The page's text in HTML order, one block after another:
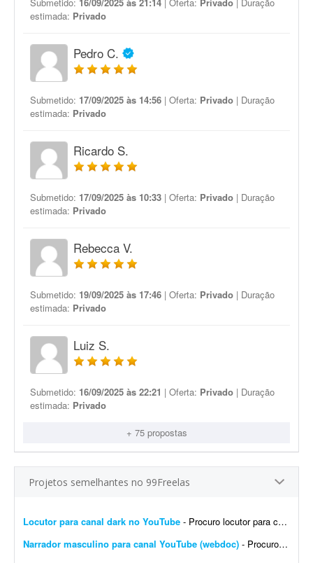
estimada: Privado
Pedro C.
Submetido: 17/09/2025 às 14:56 | Oferta: Privado | Duração
estimada: Privado
Ricardo S.
Submetido: 17/09/2025 às 10:33 | Oferta: Privado | Duração
estimada: Privado
Rebecca V.
Submetido: 19/09/2025 às 17:46 | Oferta: Privado | Duração
estimada: Privado
Luiz S.
Submetido: 16/09/2025 às 22:21 | Oferta: Privado | Duração
estimada: Privado
+ 75 propostas
Projetos semelhantes no 99Freelas
Locutor para canal dark no YouTube - Procuro locutor para canal YouTube (webdoc). Áudio de 8 a 13 minutos. Frequência: 1 áudio por semana. Trabalho contínuo para vídeos com tom dark e narrativa docume...
Narrador masculino para canal YouTube (webdoc) - Procuro narrador para canal YouTube (webdoc). - Áudio de 8 a 13 minutos. - 1 áudio por semana. - Voz: masculina. Vamos trabalhar juntos?